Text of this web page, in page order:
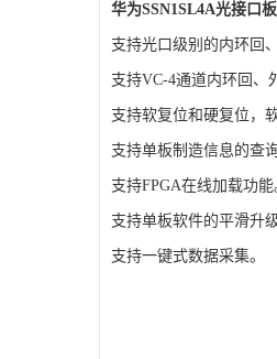
华为SSN1SL4A光接口
支持光口级别的内环回
支持VC-4通道内环回、
支持软复位和硬复位，
支持单板制造信息的查
支持FPGA在线加载功能
支持单板软件的平滑升级
支持一键式数据采集。